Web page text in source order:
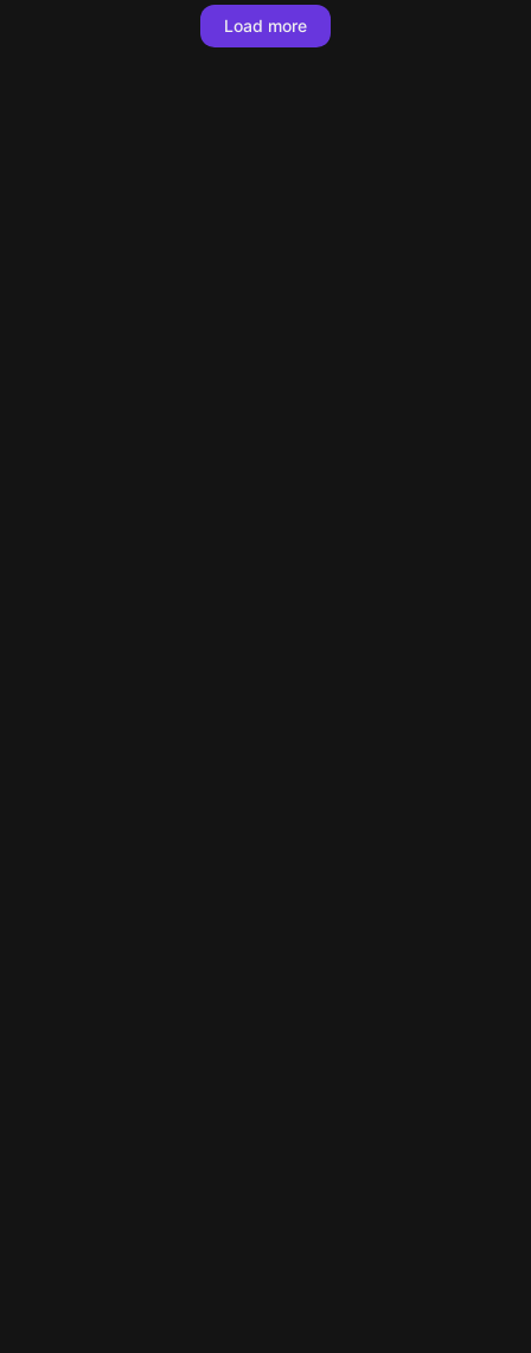
Load more